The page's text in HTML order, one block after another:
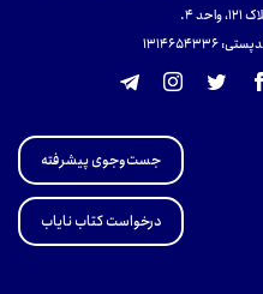
واحد ۴.
131465433۶
جست‌وجوی پیشرفته
درخواست کتاب نایاب